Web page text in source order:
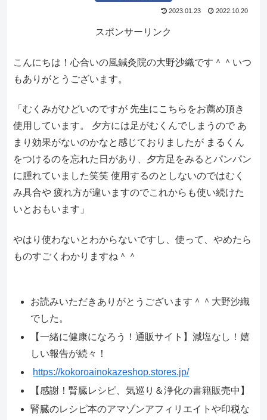
2023.01.23 2022.10.20
スポンサーリンク
こんにちは！心合いの風鍼灸院の大野沙織です＾＾いつ
もありがとうございます。
「むくみがひどいのですが 先生にこちらをお薦め頂き
使用しています。 夕方には足がむくんでしまうので あ
まり効果がないのかなと感じておりましたが まるくん
をつけるのを忘れた日があり、夕方足をみるとパンパン
に腫れていました笑笑 使用するのとしないのではむく
み具合や 疲れ方が違いますのでこれからも使い続けた
いとおもいます」
やはり使わないとわからないですし、使って、やめたら
ものすごくわかりますね＾＾
お読みいただきありがとうございます＾＾大野沙織
でした。
【一緒に健康になろう！通販サイト】減塩なし！嬉
しい報告が続々！
https://kokoroainokazeshop.stores.jp/
【感謝！腎臓レシピ、気巡り＆浄化の書籍販売中】
腎臓のレシピ本のアマゾンアフィリエイトや印税な